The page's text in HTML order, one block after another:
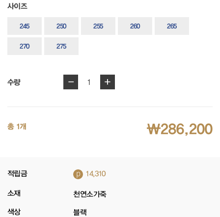
사이즈
245 250 255 260 265
270 275
수량 - 1 +
총 1개 ₩286,200
적립금 p 14,310
소재 천연소가죽
색상 블랙